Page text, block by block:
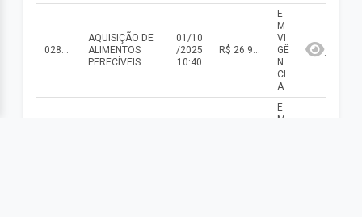
028/2025
AQUISIÇÃO DE
ALIMENTOS
PERECÍVEIS
01/10
/2025
10:40
R$ 26.920,00(valor inicial) R$ 26.920,00(valor atualizado)
E
M
VI
GÊ
N
CI
A
E
M